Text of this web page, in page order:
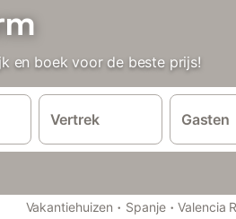
en boek voor de beste prijs!
Vertrek Gasten
Vakantiehuizen · Spanje · Valencia